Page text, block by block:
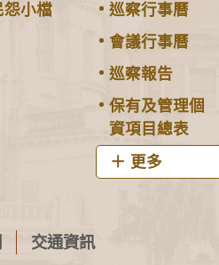
怨小檔
巡察行事曆
會議行事曆
巡察報告
保有及管理個
資項目總表
更多
交通資訊